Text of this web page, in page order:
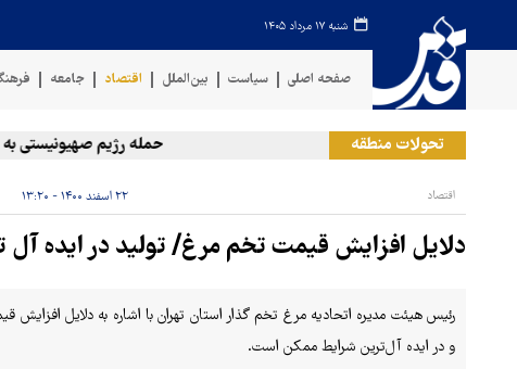
شنبه ۱۷ مرداد ۱۴۰۵
صفحه اصلی سیاست بین‌الملل اقتصاد جامعه
تحولات منطقه حمله رژیم صهیونیستی به دو
اقتصاد ۲۲ اسفند ۱۴۰۰ - ۱۳:۲۰
دلایل افزایش قیمت تخم مرغ/ تولید در ایده
رئیس هیئت مدیره اتحادیه مرغ تخم گذار استان تهران با اشاره به دلایل
و در ایده آل‌ترین شرایط ممکن است.